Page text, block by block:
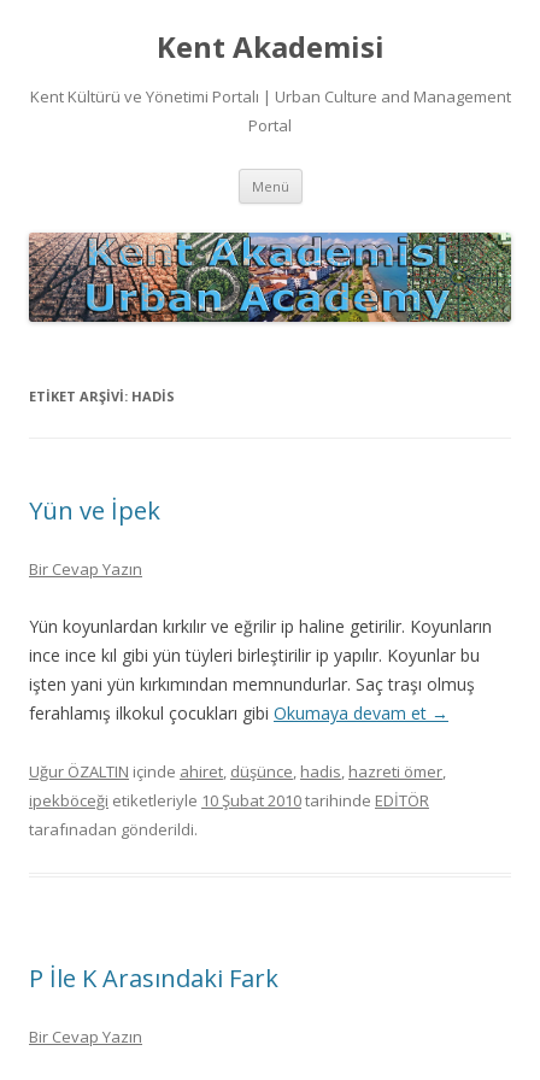
Kent Akademisi
Kent Kültürü ve Yönetimi Portalı | Urban Culture and Management
Portal
Menü İçeriğe
ETIKET ARŞIVI: HADIS
Yün ve İpek
Bir Cevap Yazın
Yün koyunlardan kırkılır ve eğrilir ip haline getirilir. Koyunların
ince ince kıl gibi yün tüyleri birleştirilir ip yapılır. Koyunlar bu
işten yani yün kırkımından memnundurlar. Saç traşı olmuş
ferahlamış ilkokul çocukları gibi Okumaya devam et →
Uğur ÖZALTIN içinde ahiret, düşünce, hadis, hazreti ömer,
ipekböceği etiketleriyle 10 Şubat 2010tarihinde EDİTÖR
tarafınadan gönderildi.
P İle K Arasındaki Fark
Bir Cevap Yazın